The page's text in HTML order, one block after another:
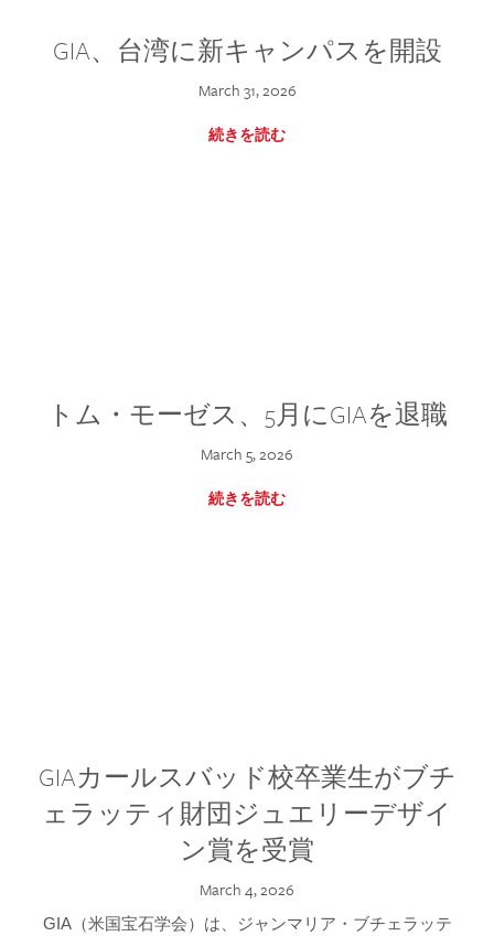
GIA、台湾に新キャンパスを開設
March 31, 2026
続きを読む
トム・モーゼス、5月にGIAを退職
March 5, 2026
続きを読む
GIAカールスバッド校卒業生がブチ
ェラッティ財団ジュエリーデザイ
ン賞を受賞
March 4, 2026
GIA（米国宝石学会）は、ジャンマリア・ブチェラッテ